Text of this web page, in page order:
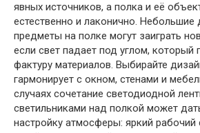
явных источников, а полка и её
естественно и лаконично. Небольшие
предметы на полке могут заиграть
если свет падает под углом, который
фактуру материалов. Выбирайте
гармонирует с окном, стенами и
случаях сочетание светодиодной
светильниками над полкой может
настройку атмосферы: яркий рабочий